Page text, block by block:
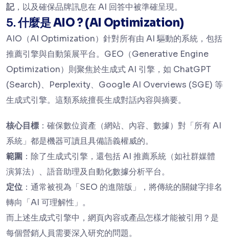
記，以及確保品牌訊息在 AI 回答中被準確呈現。
5. 什麼是AIO ? (AI Optimization)
AIO（AI Optimization）針對所有由 AI 驅動的系統，包括
推薦引擎與自動策展平台。GEO（Generative Engine
Optimization）則聚焦於生成式 AI 引擎，如 ChatGPT
(Search)、Perplexity、Google AI Overviews (SGE) 等
生成式引擎。這類系統擅長生成對話內容與摘要。
核心目標 ：確保數位資產（網站、內容、數據）對「所有 AI
系統」都是機器可讀且具備語義權威的。
範圍 ：除了生成式引擎，還包括 AI 推薦系統（如社群媒體
演算法）、語音助理及自動化數據分析平台。
定位 ：通常被視為「SEO 的進階版」，將傳統的關鍵字排名
轉向「AI 可理解性」。
而上述生成式引擎中，網頁內容或產品怎樣才能被引用？是
每個營銷人員需要深入研究的問題。